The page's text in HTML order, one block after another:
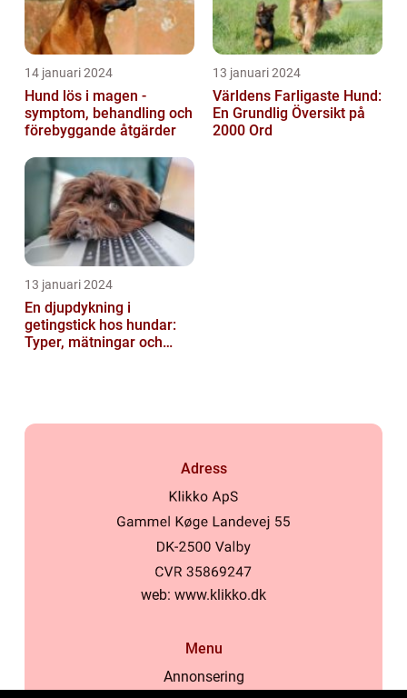
14 januari 2024
Hund lös i magen -
symptom, behandling och
förebyggande åtgärder
13 januari 2024
Världens Farligaste Hund:
En Grundlig Översikt på
2000 Ord
13 januari 2024
En djupdykning i
getingstick hos hundar:
Typer, mätningar och
Adress
web: www.klikko.dk
Menu
Annonsering